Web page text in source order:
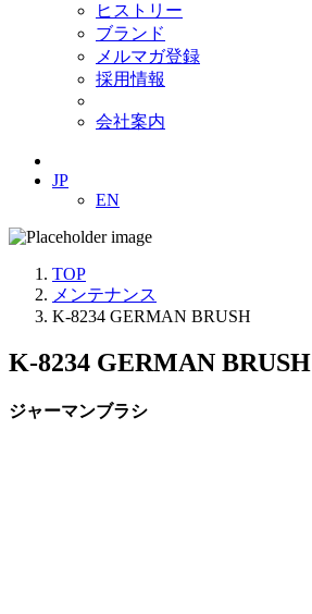
ヒストリー
ブランド
メルマガ登録
採用情報
会社案内
JP
EN
TOP
メンテナンス
K-8234 GERMAN BRUSH
K-8234 GERMAN BRUSH
ジャーマンブラシ